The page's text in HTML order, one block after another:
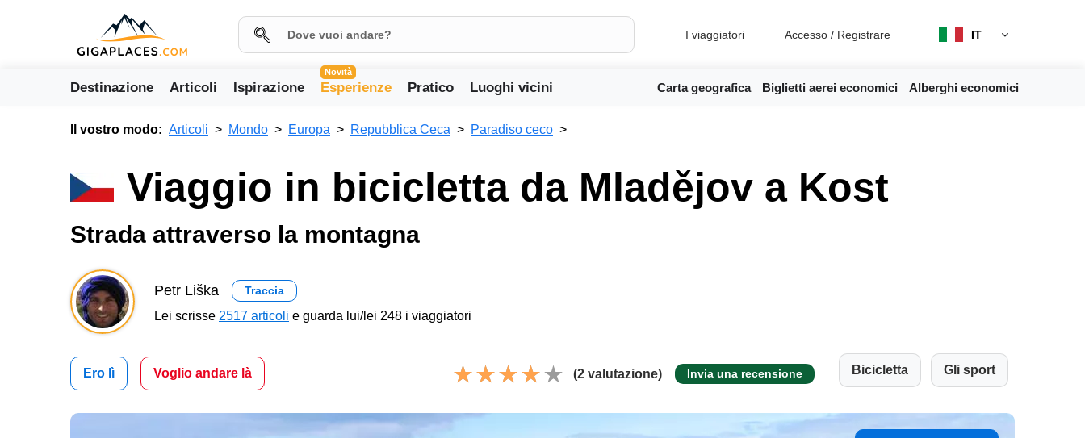
I viaggiatori Accesso / Registrare IT
Destinazione Articoli Ispirazione
Novità
Esperienze Pratico Luoghi vicini Carta geografica Biglietti aerei economici Alberghi economici
Il vostro modo: Articoli Mondo Europa Repubblica Ceca Paradiso ceco
Viaggio in bicicletta da Mladějov a Kost
Strada attraverso la montagna
Petr Liška Traccia
Lei scrisse 2517 articoli e guarda lui/lei 248 i viaggiatori
Ero lì Voglio andare là (2 valutazione) Invia una recensione Bicicletta Gli sport